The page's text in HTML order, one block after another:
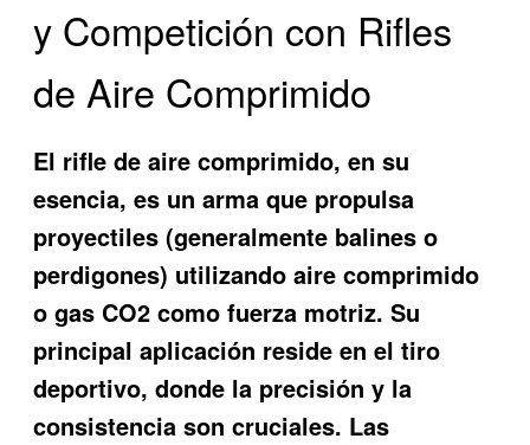
y Competición con Rifles
de Aire Comprimido
El rifle de aire comprimido, en su
esencia, es un arma que propulsa
proyectiles (generalmente balines o
perdigones) utilizando aire comprimido
o gas CO2 como fuerza motriz. Su
principal aplicación reside en el tiro
deportivo, donde la precisión y la
consistencia son cruciales. Las